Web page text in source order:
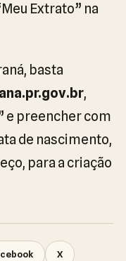
Extrato” na
basta
,
e preencher com
de nascimento,
para a criação
X